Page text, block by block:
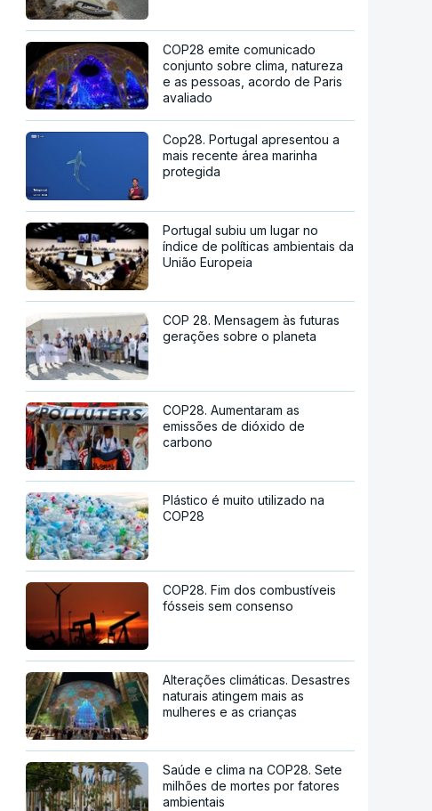
COP28 emite comunicado
conjunto sobre clima, natureza
e as pessoas, acordo de Paris
avaliado
Cop28. Portugal apresentou a
mais recente área marinha
protegida
Portugal subiu um lugar no
índice de políticas ambientais da
União Europeia
COP 28. Mensagem às futuras
gerações sobre o planeta
COP28. Aumentaram as
emissões de dióxido de
carbono
Plástico é muito utilizado na
COP28
COP28. Fim dos combustíveis
fósseis sem consenso
Alterações climáticas. Desastres
naturais atingem mais as
mulheres e as crianças
Saúde e clima na COP28. Sete
milhões de mortes por fatores
ambientais